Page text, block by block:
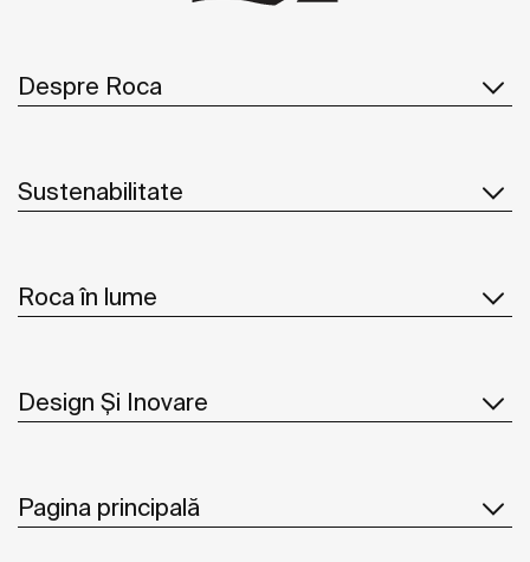
Despre Roca
Sustenabilitate
Roca în lume
Design Și Inovare
Pagina principală